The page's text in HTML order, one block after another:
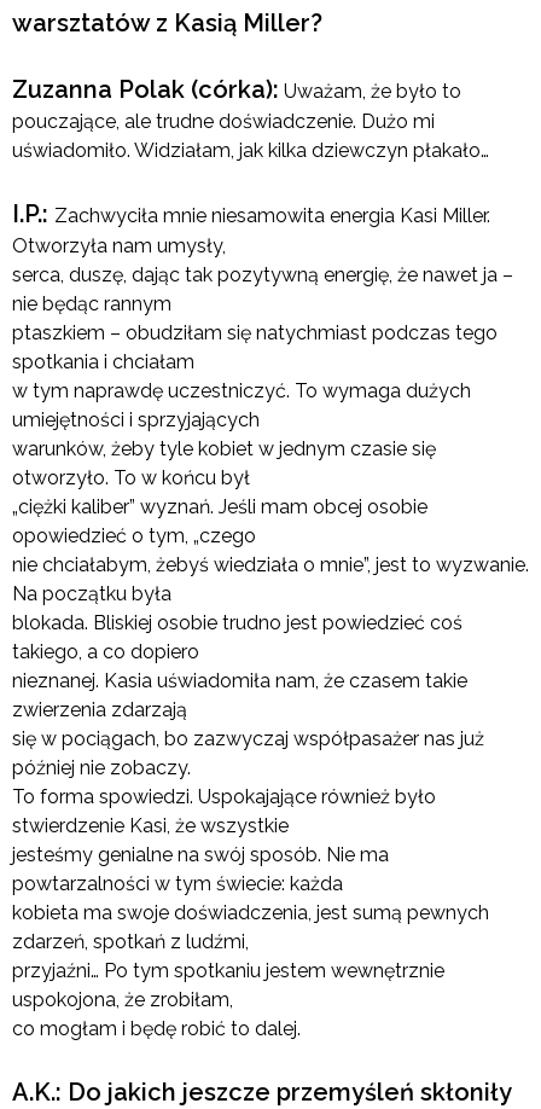
warsztatów z Kasią Miller?
Zuzanna Polak (córka): Uważam, że było to
pouczające, ale trudne doświadczenie. Dużo mi
uświadomiło. Widziałam, jak kilka dziewczyn płakało…
I.P.: Zachwyciła mnie niesamowita energia Kasi Miller.
Otworzyła nam umysły,
serca, duszę, dając tak pozytywną energię, że nawet ja –
nie będąc rannym
ptaszkiem – obudziłam się natychmiast podczas tego
spotkania i chciałam
w tym naprawdę uczestniczyć. To wymaga dużych
umiejętności i sprzyjających
warunków, żeby tyle kobiet w jednym czasie się
otworzyło. To w końcu był
„ciężki kaliber” wyznań. Jeśli mam obcej osobie
opowiedzieć o tym, „czego
nie chciałabym, żebyś wiedziała o mnie”, jest to wyzwanie.
Na początku była
blokada. Bliskiej osobie trudno jest powiedzieć coś
takiego, a co dopiero
nieznanej. Kasia uświadomiła nam, że czasem takie
zwierzenia zdarzają
się w pociągach, bo zazwyczaj współpasażer nas już
później nie zobaczy.
To forma spowiedzi. Uspokajające również było
stwierdzenie Kasi, że wszystkie
jesteśmy genialne na swój sposób. Nie ma
powtarzalności w tym świecie: każda
kobieta ma swoje doświadczenia, jest sumą pewnych
zdarzeń, spotkań z ludźmi,
przyjaźni… Po tym spotkaniu jestem wewnętrznie
uspokojona, że zrobiłam,
co mogłam i będę robić to dalej.
A.K.: Do jakich jeszcze przemyśleń skłoniły